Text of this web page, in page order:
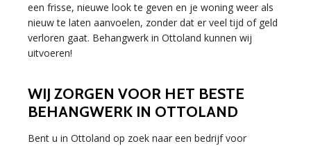
een frisse, nieuwe look te geven en je woning weer als
nieuw te laten aanvoelen, zonder dat er veel tijd of geld
verloren gaat. Behangwerk in Ottoland kunnen wij
uitvoeren!
WIJ ZORGEN VOOR HET BESTE
BEHANGWERK IN OTTOLAND
Bent u in Ottoland op zoek naar een bedrijf voor